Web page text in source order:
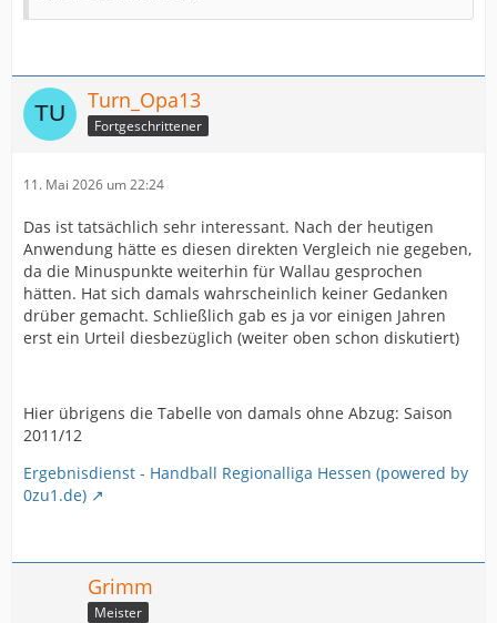
Turn_Opa13
Fortgeschrittener
11. Mai 2026 um 22:24
Das ist tatsächlich sehr interessant. Nach der heutigen
Anwendung hätte es diesen direkten Vergleich nie gegeben,
da die Minuspunkte weiterhin für Wallau gesprochen
hätten. Hat sich damals wahrscheinlich keiner Gedanken
drüber gemacht. Schließlich gab es ja vor einigen Jahren
erst ein Urteil diesbezüglich (weiter oben schon diskutiert)
Hier übrigens die Tabelle von damals ohne Abzug: Saison
2011/12
Ergebnisdienst - Handball Regionalliga Hessen (powered by
0zu1.de)
Grimm
Meister